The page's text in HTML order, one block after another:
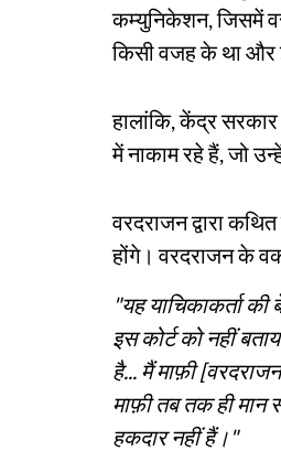
कम्युनिकेशन, जिसमें
किसी वजह के था और
हालांकि, केंद्र
में नाकाम रहे हैं, जो
वरदराजन द्वारा
होंगे। वरदराजन के
"यह याचिकाकर्ता
इस कोर्ट को नहीं
है... मैं माफ़ी
माफ़ी तब तक ही मान
हकदार नहीं हैं।"